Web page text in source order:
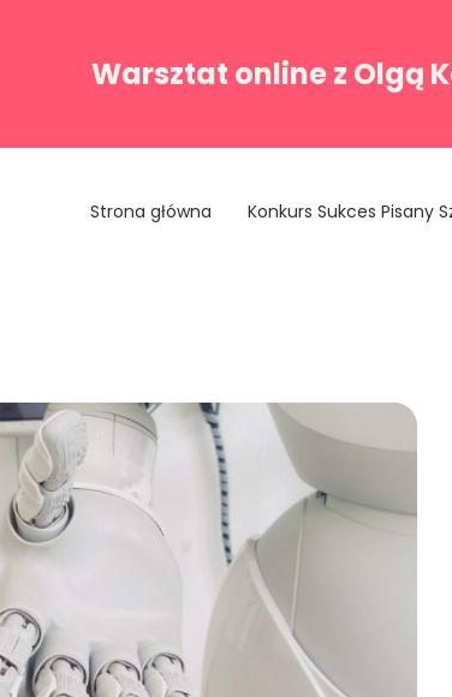
Warsztat online z Olgą
Strona główna Konkurs Sukces Pisany